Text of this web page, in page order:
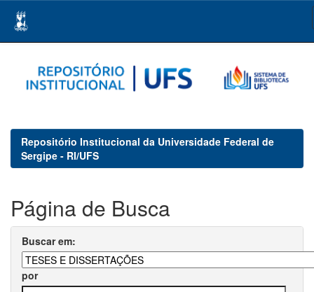
navigation
Repositório Institucional da Universidade Federal de
Sergipe - RI/UFS
Página de Busca
Buscar em:
por